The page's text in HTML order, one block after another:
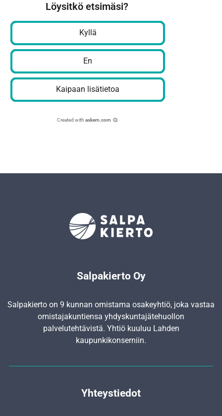
Löysitkö etsimäsi?
Kyllä
En
Kaipaan lisätietoa
Created with askem.com
Salpakierto Oy
Salpakierto on 9 kunnan omistama osakeyhtiö, joka vastaa
omistajakuntiensa yhdyskunta­jätehuollon
palvelutehtävistä. Yhtiö kuuluu Lahden
kaupunkikonserniin.
Yhteystiedot